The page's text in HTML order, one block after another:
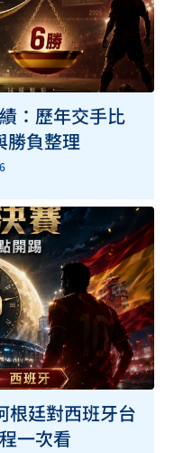
：歷年交手比
勝負整理
根廷對西班牙台
一次看